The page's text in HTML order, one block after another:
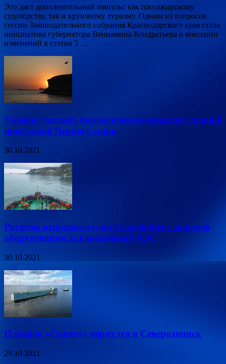
Это даст дополнительный импульс как пассажирскому
судоходству, так и круизному туризму. Одним из вопросов
сессии Законодательного собрания Краснодарского края стала
инициатива губернатора Вениамина Кондратьева о внесении
изменений в статьи 5 …
Ученые считают биологические инвазии главной
проблемой Черного моря
30.10.2021
Росатом отправил судно Transfighter с партией
оборудования для индийской АЭС
30.10.2021
Плавдок «Свияга» вернулся в Северодвинск
29.10.2021